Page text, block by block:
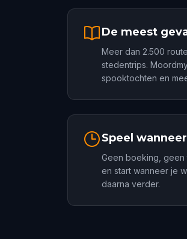
De meest
Meer dan 2.500
stedentrips.
spooktochten en
Speel
Geen boeking,
en start wanneer je
daarna verder.